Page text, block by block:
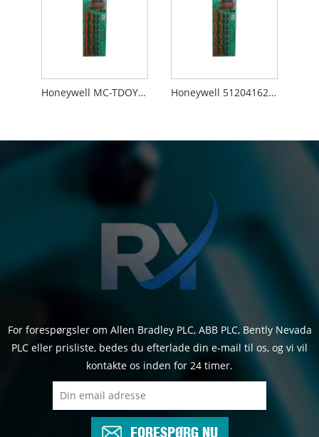
Honeywell MC-TDOY22 Honeywell 51204162-175
For forespørgsler om Allen Bradley PLC, ABB PLC, Bently Nevada
PLC eller prisliste, bedes du efterlade din e-mail til os, og vi vil
kontakte os inden for 24 timer.
FORESPØRG NU